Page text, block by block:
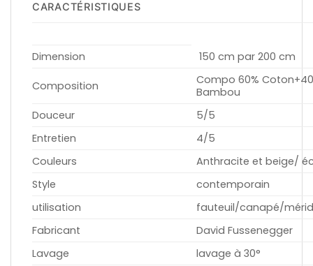
CARACTÉRISTIQUES
Dimension 150 cm par 200 cm
Composition
Compo 60%
Bambou
Douceur
5/5
Entretien
4/5
Couleurs
Anthracite et beige/
Style
contemporain
utilisation
fauteuil/canapé/
Fabricant
David Fussenegger
Lavage
lavage à 30°